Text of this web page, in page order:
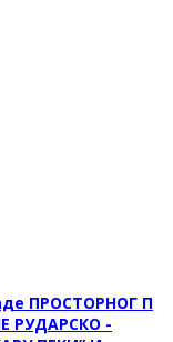
ПРОСТОРНОГ П
РУДАРСКО -